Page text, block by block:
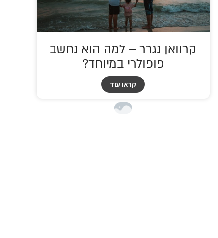
קרוואן נגרר – למה הוא נחשב
פופולרי במיוחד?
קראו עוד